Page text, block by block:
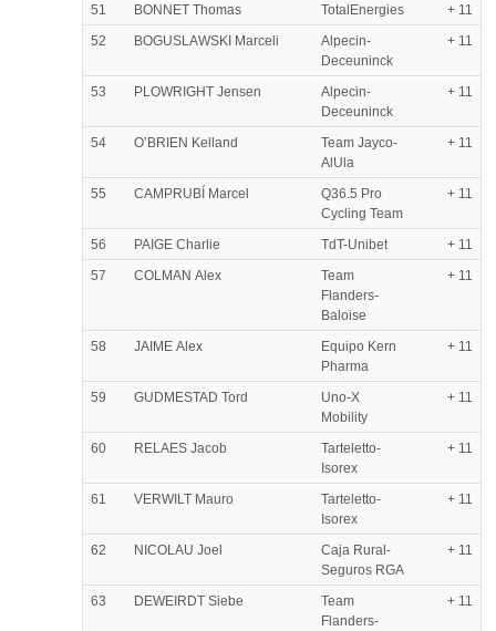
51 BONNET Thomas TotalEnergies
+ 11
52
BOGUSLAWSKI Marceli
Alpecin-
Deceuninck
+ 11
53 PLOWRIGHT Jensen
Alpecin-
Deceuninck
+ 11
54 O’BRIEN Kelland
Team Jayco-
AlUla
+ 11
55 CAMPRUBÍ Marcel
Q36.5 Pro
Cycling Team
+ 11
56 PAIGE Charlie TdT-Unibet
+ 11
57
COLMAN Alex
Team
Flanders-
Baloise
+ 11
58 JAIME Alex
Equipo Kern
Pharma
+ 11
59 GUDMESTAD Tord
Uno-X
Mobility
+ 11
60 RELAES Jacob
Tarteletto-
Isorex
+ 11
61 VERWILT Mauro
Tarteletto-
Isorex
+ 11
62 NICOLAU Joel
Caja Rural-
Seguros RGA
+ 11
63 DEWEIRDT Siebe
Team
Flanders-
+ 11